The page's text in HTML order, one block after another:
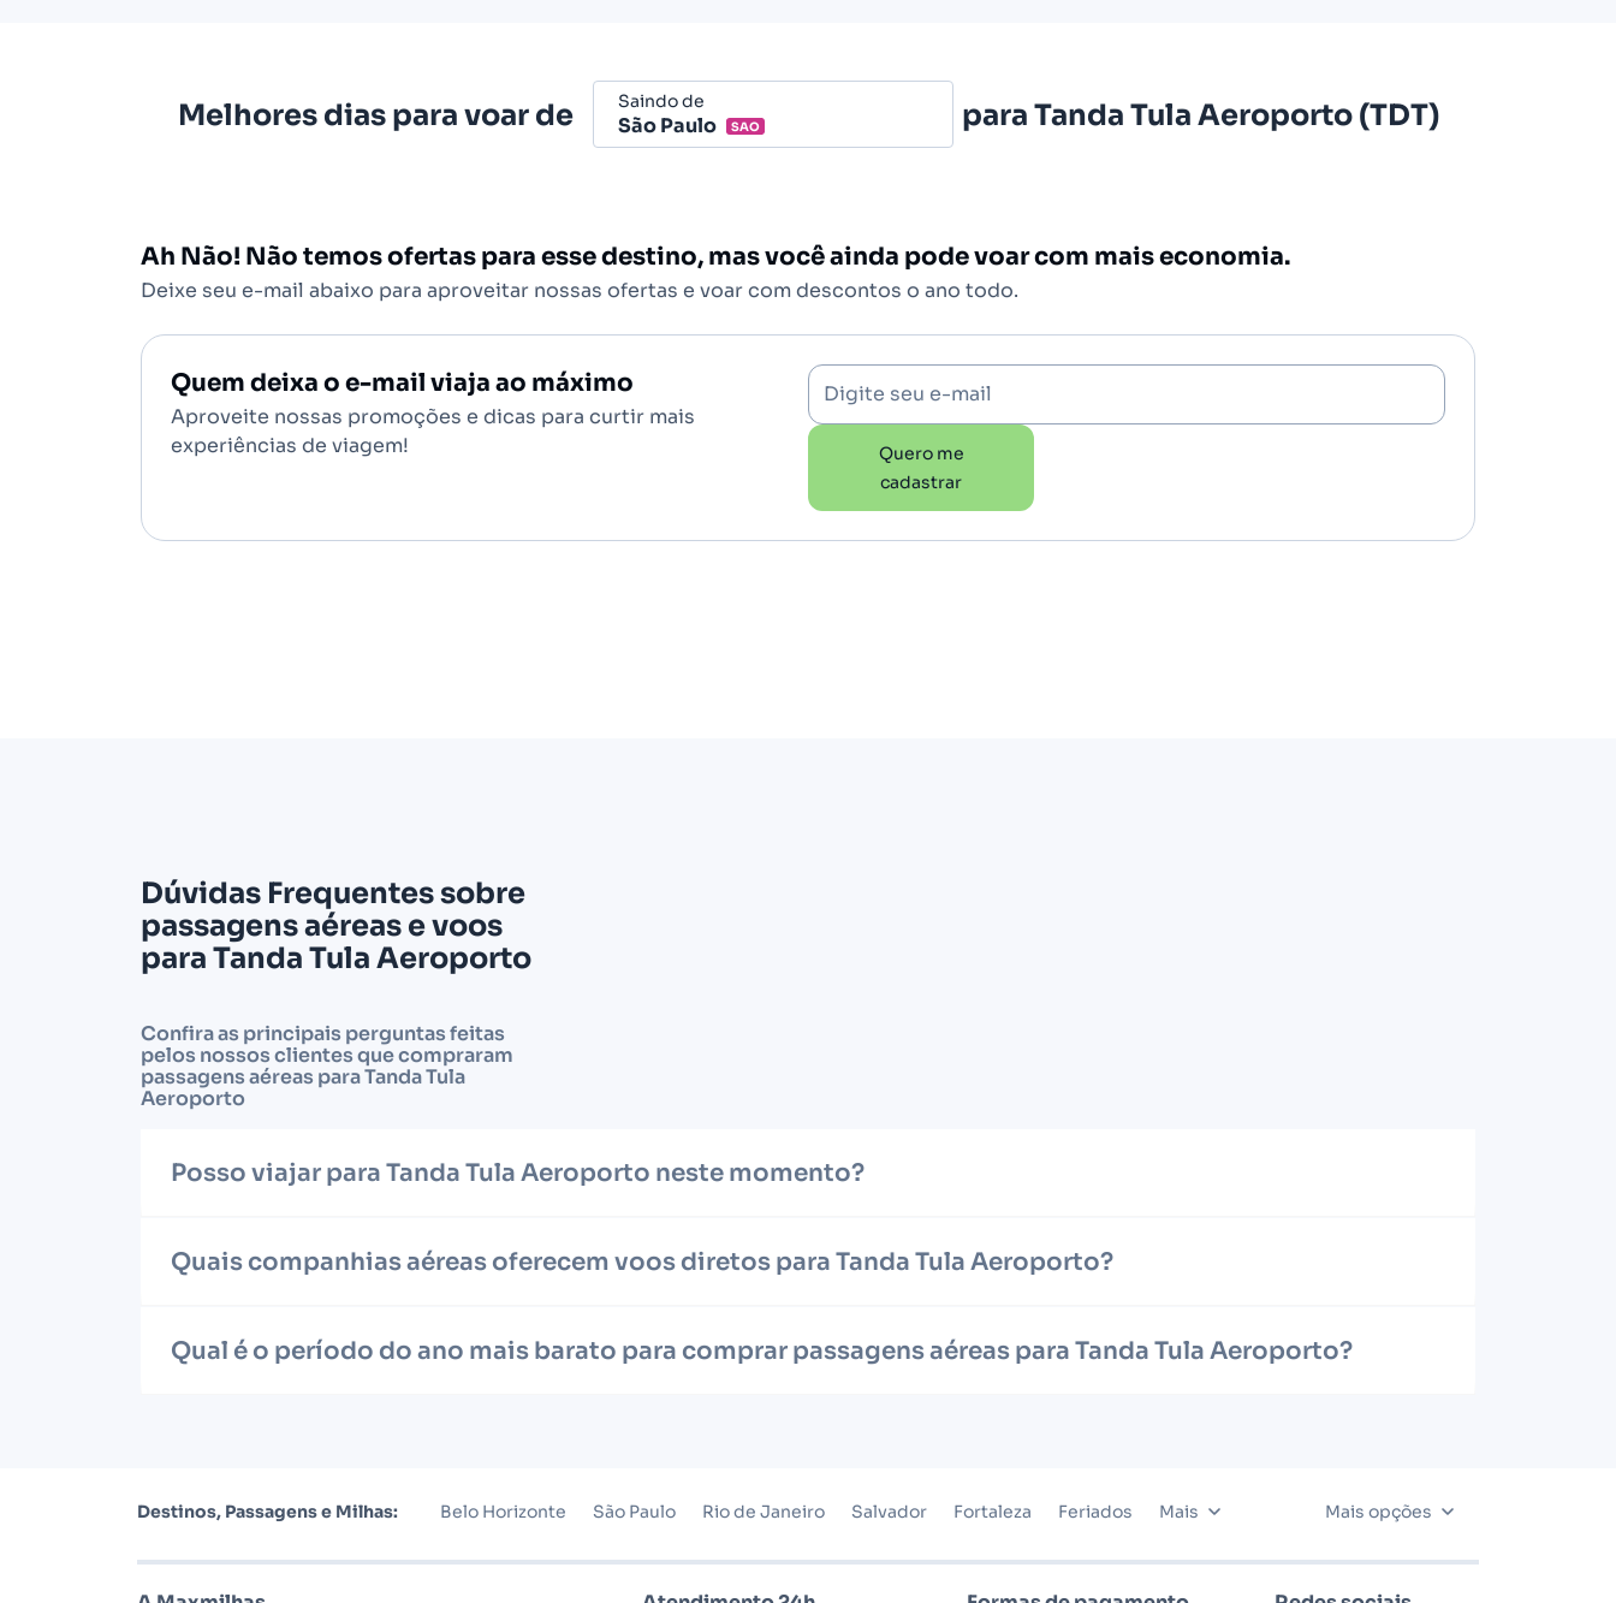
Melhores dias para voar de Saindo de
São Paulo SAO
Rio de Janeiro - Todos (RIO)
Salvador - Todos (SSA)
para Tanda Tula Aeroporto (TDT)
Ah Não! Não temos ofertas para esse destino, mas você ainda pode voar com mais economia.
Deixe seu e-mail abaixo para aproveitar nossas ofertas e voar com descontos o ano todo.
Quem deixa o e-mail viaja ao máximo
Aproveite nossas promoções e dicas para curtir mais
experiências de viagem!
Digite seu e-mail
Quero me
cadastrar
Dúvidas Frequentes sobre
passagens aéreas e voos
para Tanda Tula Aeroporto
Confira as principais perguntas feitas
pelos nossos clientes que compraram
passagens aéreas para Tanda Tula
Aeroporto
Posso viajar para Tanda Tula Aeroporto neste momento?
Quais companhias aéreas oferecem voos diretos para Tanda Tula Aeroporto?
Qual é o período do ano mais barato para comprar passagens aéreas para Tanda Tula Aeroporto?
Destinos, Passagens e Milhas: Belo Horizonte São Paulo Rio de Janeiro Salvador Fortaleza Feriados Mais Mais opções